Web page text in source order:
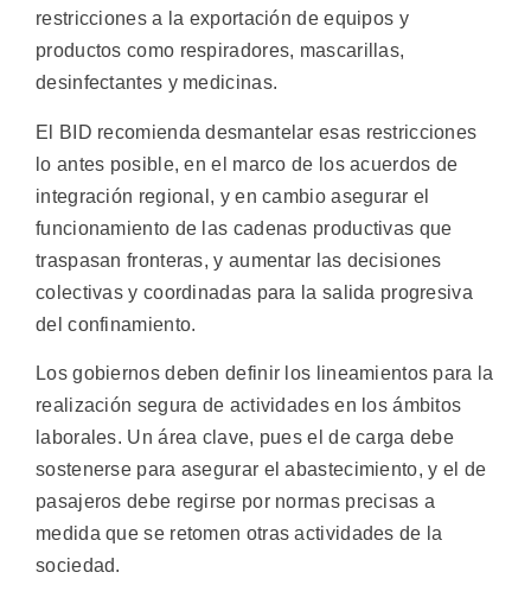
restricciones a la exportación de equipos y
productos como respiradores, mascarillas,
desinfectantes y medicinas.
El BID recomienda desmantelar esas restricciones
lo antes posible, en el marco de los acuerdos de
integración regional, y en cambio asegurar el
funcionamiento de las cadenas productivas que
traspasan fronteras, y aumentar las decisiones
colectivas y coordinadas para la salida progresiva
del confinamiento.
Los gobiernos deben definir los lineamientos para la
realización segura de actividades en los ámbitos
laborales. Un área clave, pues el de carga debe
sostenerse para asegurar el abastecimiento, y el de
pasajeros debe regirse por normas precisas a
medida que se retomen otras actividades de la
sociedad.